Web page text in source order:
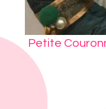
Petite